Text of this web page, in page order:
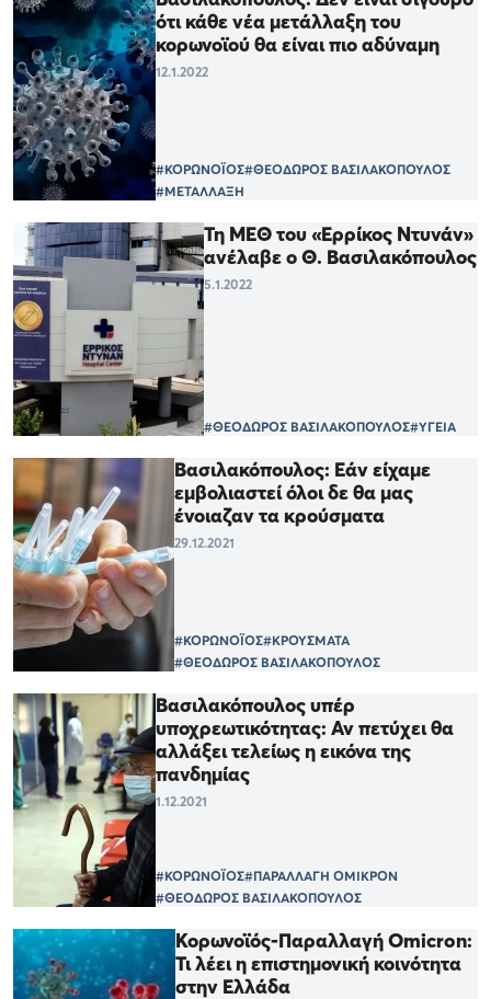
ότι κάθε νέα μετάλλαξη του
κορωνοϊού θα είναι πιο αδύναμη
12.1.2022
#ΚΟΡΩΝΟΪΟΣ#ΘΕΟΔΩΡΟΣ ΒΑΣΙΛΑΚΟΠΟΥΛΟΣ
#ΜΕΤΑΛΛΑΞΗ
Τη ΜΕΘ του «Ερρίκος Ντυνάν»
ανέλαβε ο Θ. Βασιλακόπουλος
5.1.2022
#ΘΕΟΔΩΡΟΣ ΒΑΣΙΛΑΚΟΠΟΥΛΟΣ#ΥΓΕΙΑ
Βασιλακόπουλος: Εάν είχαμε
εμβολιαστεί όλοι δε θα μας
ένοιαζαν τα κρούσματα
29.12.2021
#ΚΟΡΩΝΟΪΟΣ#ΚΡΟΥΣΜΑΤΑ
#ΘΕΟΔΩΡΟΣ ΒΑΣΙΛΑΚΟΠΟΥΛΟΣ
Βασιλακόπουλος υπέρ
υποχρεωτικότητας: Αν πετύχει θα
αλλάξει τελείως η εικόνα της
πανδημίας
1.12.2021
#ΚΟΡΩΝΟΪΟΣ#ΠΑΡΑΛΛΑΓΗ ΟΜΙΚΡΟΝ
#ΘΕΟΔΩΡΟΣ ΒΑΣΙΛΑΚΟΠΟΥΛΟΣ
Κορωνοϊός-Παραλλαγή Omicron:
Τι λέει η επιστημονική κοινότητα
στην Ελλάδα